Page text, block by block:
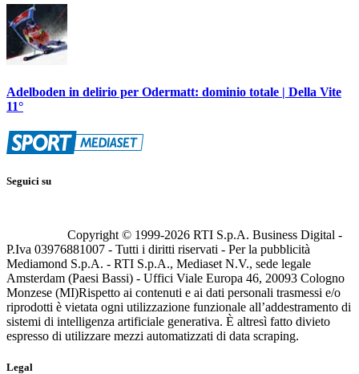
Adelboden in delirio per Odermatt: dominio totale | Della Vite
11°
Seguici su
Copyright © 1999-2026 RTI S.p.A. Business Digital -
P.Iva 03976881007 - Tutti i diritti riservati - Per la pubblicità
Mediamond S.p.A. - RTI S.p.A., Mediaset N.V., sede legale
Amsterdam (Paesi Bassi) - Uffici Viale Europa 46, 20093 Cologno
Monzese (MI)Rispetto ai contenuti e ai dati personali trasmessi e/o
riprodotti è vietata ogni utilizzazione funzionale all’addestramento di
sistemi di intelligenza artificiale generativa. È altresì fatto divieto
espresso di utilizzare mezzi automatizzati di data scraping.
Legal